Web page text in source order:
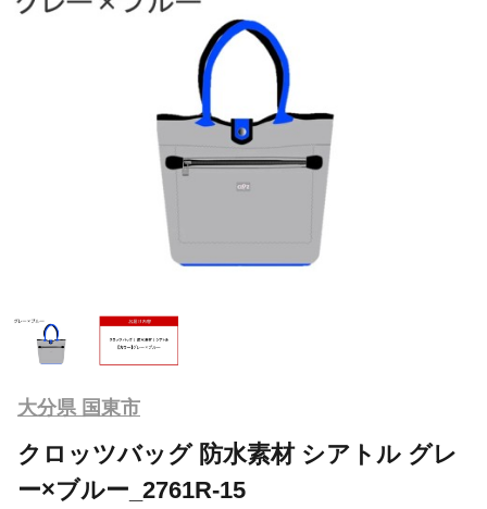
大分県 国東市
クロッツバッグ 防水素材 シアトル グレ
ー×ブルー_2761R-15